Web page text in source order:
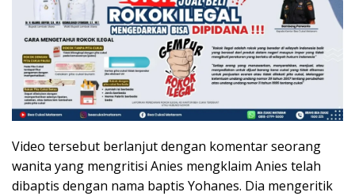
Video tersebut berlanjut dengan komentar seorang
wanita yang mengritisi Anies mengklaim Anies telah
dibaptis dengan nama baptis Yohanes. Dia mengeritik